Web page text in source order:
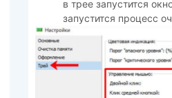
в трее запустится
запустится процесс